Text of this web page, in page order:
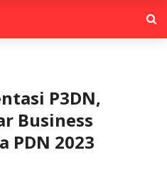
P3DN,
Business
PDN 2023